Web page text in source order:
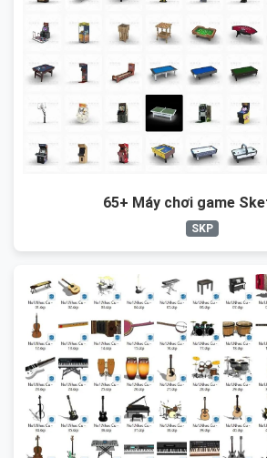
65+ Máy chơi game
SKP